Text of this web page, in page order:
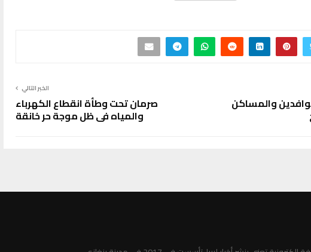
والمساكن
الخبر التالي
صرمان تحت وطأة انقطاع الكهرباء
والمياه في ظل موجة حر خانقة